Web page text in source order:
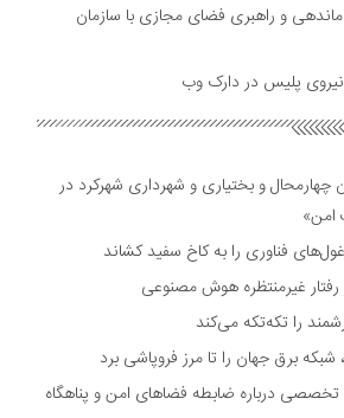
و راهبری فضای مجازی با سازمان
چهارمحال و بختیاری و شهرداری شهرکرد در
امن»
فناوری را به کاخ سفید کشاند
رفتار غیرمنتظره هوش مصنوعی
را تکه‌تکه می‌کند
برق جهان را تا مرز فروپاشی برد
تخصصی درباره ضابطه فضا‌های امن و پناهگاه